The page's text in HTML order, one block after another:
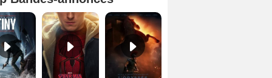
Mutiny Bande-annonce VO STFR Spider-Man: Brand New Day Bande-annonce VO STFR